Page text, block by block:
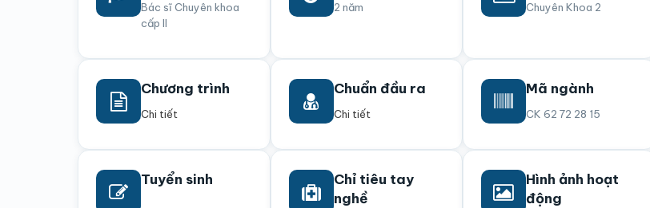
Bác sĩ Chuyên khoa
cấp II
2 năm Chuyên Khoa 2
Chương trình
Chi tiết
Chuẩn đầu ra
Chi tiết
Mã ngành
CK 62 72 28 15
Tuyển sinh
Chỉ tiêu tay
nghề
Hình ảnh hoạt
động